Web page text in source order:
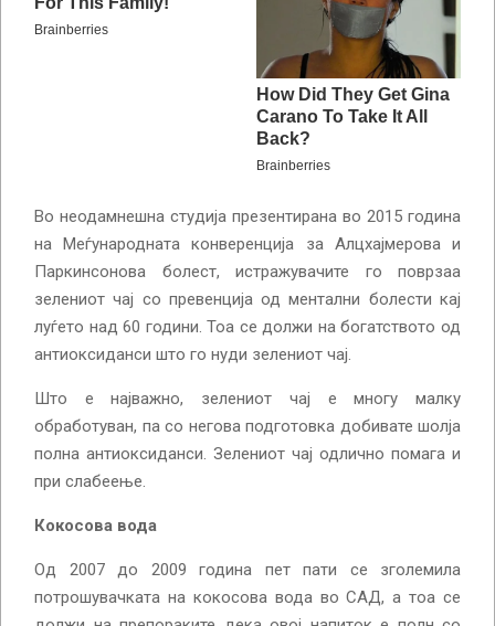
Во неодамнешна студија презентирана во 2015 година
на Меѓународната конверенција за Алцхајмерова и
Паркинсонова болест, истражувачите го поврзаа
зелениот чај со превенција од ментални болести кај
луѓето над 60 години. Тоа се должи на богатството од
антиоксиданси што го нуди зелениот чај.
Што е најважно, зелениот чај е многу малку
обработуван, па со негова подготовка добивате шолја
полна антиоксиданси. Зелениот чај одлично помага и
при слабеење.
Кокосова вода
Од 2007 до 2009 година пет пати се зголемила
потрошувачката на кокосова вода во САД, а тоа се